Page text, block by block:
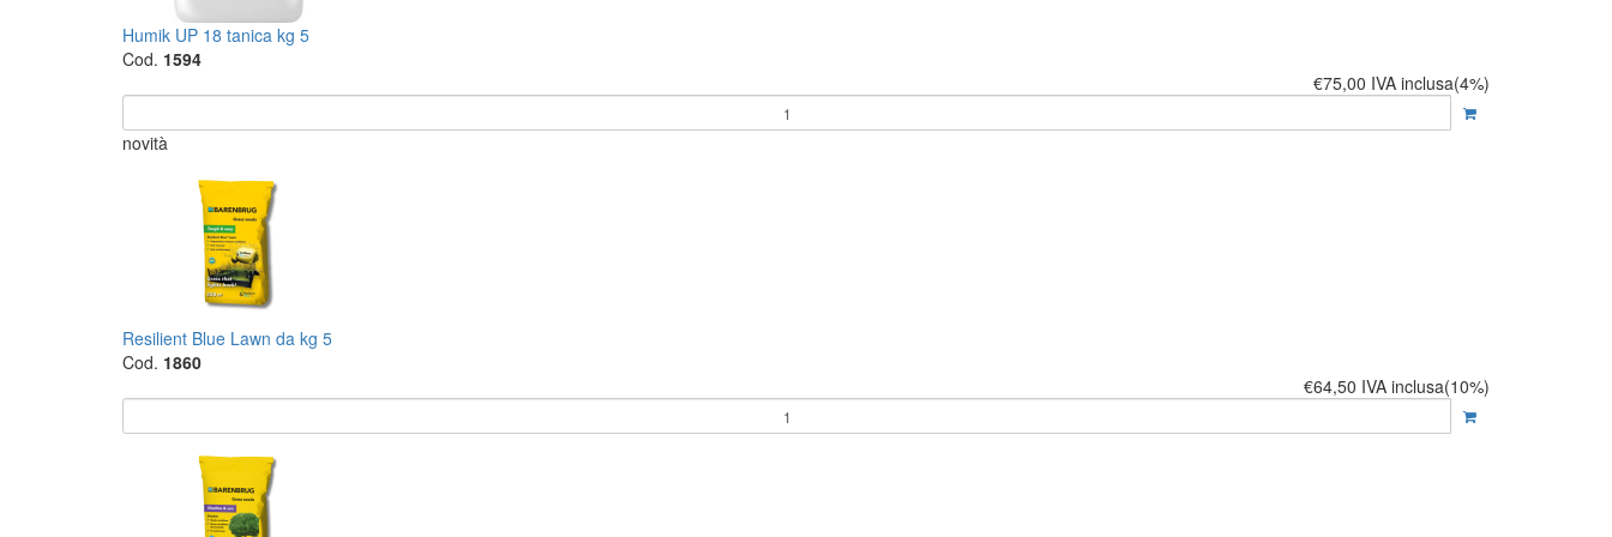
Humik UP 18 tanica kg 5
Cod. 1594
€75,00 IVA inclusa(4%)
novità
Resilient Blue Lawn da kg 5
Cod. 1860
€64,50 IVA inclusa(10%)